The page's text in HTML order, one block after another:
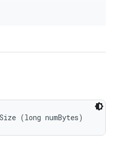
(long numBytes)